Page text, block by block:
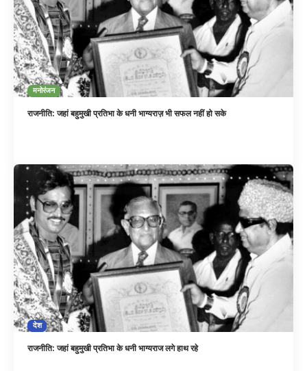
मनोरंजन
राजनीति: जहां बहुमुखी प्रतिभा के धनी भाग्यराज़ भी सफल नहीं हो सके
देश
राजनीति: जहां बहुमुखी प्रतिभा के धनी भाग्यराज लगे हाथ रहे